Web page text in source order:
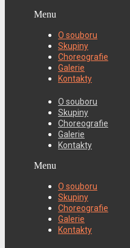
Menu
O souboru
Skupiny
Choreografie
Galerie
Kontakty
O souboru
Skupiny
Choreografie
Galerie
Kontakty
Menu
O souboru
Skupiny
Choreografie
Galerie
Kontakty